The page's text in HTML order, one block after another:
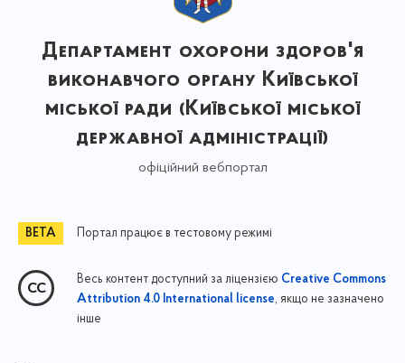
Департамент охорони здоров'я
виконавчого органу Київської
міської ради (Київської міської
державної адміністрації)
офіційний вебпортал
Портал працює в тестовому режимі
Весь контент доступний за ліцензією Creative Commons
Attribution 4.0 International license, якщо не зазначено
інше